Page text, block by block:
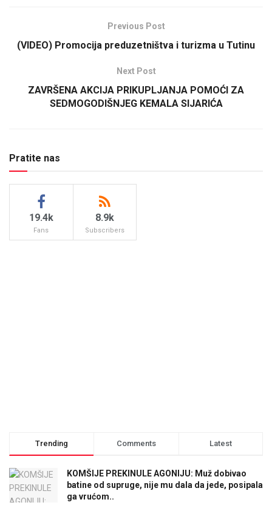
Previous Post
(VIDEO) Promocija preduzetništva i turizma u Tutinu
Next Post
ZAVRŠENA AKCIJA PRIKUPLJANJA POMOĆI ZA
SEDMOGODIŠNJEG KEMALA SIJARIĆA
Pratite nas
19.4k
Fans
8.9k
Subscribers
Trending Comments Latest
KOMŠIJE PREKINULE AGONIJU: Muž dobivao
batine od supruge, nije mu dala da jede, posipala
ga vrućom..